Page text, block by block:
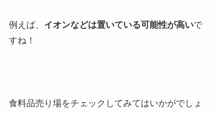
例えば、 イオンなどは置いている可能性が高いで
すね！
食料品売り場をチェックしてみてはいかがでしょ